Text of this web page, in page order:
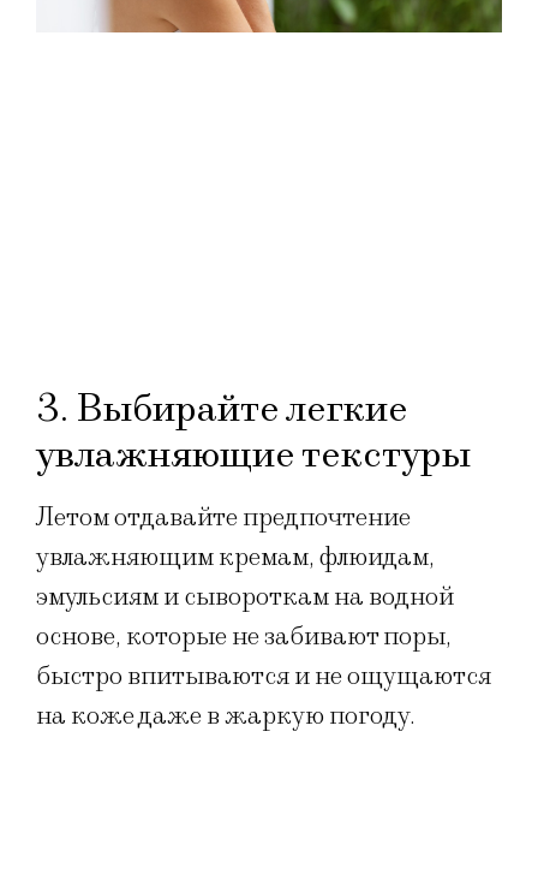
3. Выбирайте легкие
увлажняющие текстуры
Летом отдавайте предпочтение
увлажняющим кремам, флюидам,
эмульсиям и сывороткам на водной
основе, которые не забивают поры,
быстро впитываются и не ощущаются
на коже даже в жаркую погоду.